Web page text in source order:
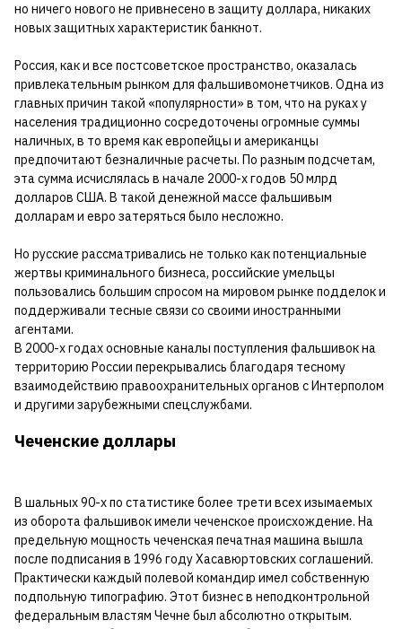
но ничего нового не привнесено в защиту доллара, никаких
новых защитных характеристик банкнот.
Россия, как и все постсоветское пространство, оказалась
привлекательным рынком для фальшивомонетчиков. Одна из
главных причин такой «популярности» в том, что на руках у
населения традиционно сосредоточены огромные суммы
наличных, в то время как европейцы и американцы
предпочитают безналичные расчеты. По разным подсчетам,
эта сумма исчислялась в начале 2000-х годов 50 млрд
долларов США. В такой денежной массе фальшивым
долларам и евро затеряться было несложно.
Но русские рассматривались не только как потенциальные
жертвы криминального бизнеса, российские умельцы
пользовались большим спросом на мировом рынке подделок и
поддерживали тесные связи со своими иностранными
агентами.
В 2000-х годах основные каналы поступления фальшивок на
территорию России перекрывались благодаря тесному
взаимодействию правоохранительных органов с Интерполом
и другими зарубежными спецслужбами.
Чеченские доллары
В шальных 90-х по статистике более трети всех изымаемых
из оборота фальшивок имели чеченское происхождение. На
предельную мощность чеченская печатная машина вышла
после подписания в 1996 году Хасавюртовских соглашений.
Практически каждый полевой командир имел собственную
подпольную типографию. Этот бизнес в неподконтрольной
федеральным властям Чечне был абсолютно открытым.